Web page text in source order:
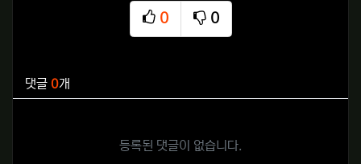
0
추천
0
비추천
댓글 0개
등록된 댓글이 없습니다.